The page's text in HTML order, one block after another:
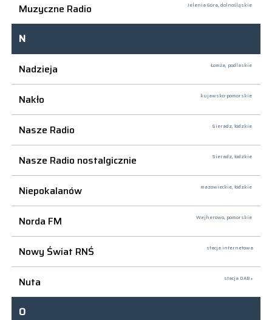
Muzyczne Radio
Jelenia Góra, dolnośląskie
N
Nadzieja
Łomża, podlaskie
Nakło kujawsko-pomorskie
Nasze Radio Sieradz, łódzkie
Nasze Radio nostalgicznie Sieradz, łódzkie
Niepokalanów mazowieckie, łódzkie
Norda FM Wejherowo, pomorskie
Nowy Świat RNŚ stacja internetowa
Nuta stacja DAB+
O